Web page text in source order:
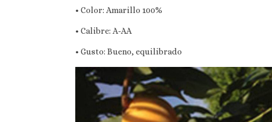
• Color: Amarillo 100%
• Calibre: A-AA
• Gusto: Bueno, equilibrado